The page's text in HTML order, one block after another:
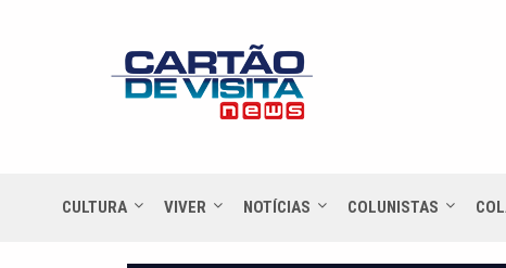
CULTURA VIVER NOTÍCIAS COLUNISTAS